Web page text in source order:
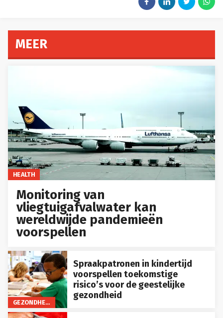
MEER
HEALTH
Monitoring van
vliegtuigafvalwater kan
wereldwijde pandemieën
voorspellen
GEZONDHEID
Spraakpatronen in kindertijd
voorspellen toekomstige
risico’s voor de geestelijke
gezondheid